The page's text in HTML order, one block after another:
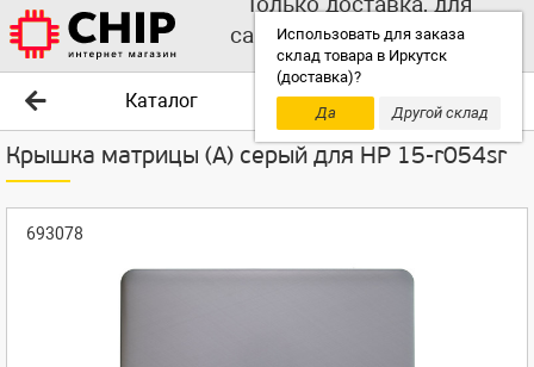
Использовать для заказа
склад товара в Иркутск
(доставка)?
Да
Другой склад
самовывоза выбирайте
другой склад!
Каталог
Крышка матрицы (A) серый для HP 15-r054sr
693078